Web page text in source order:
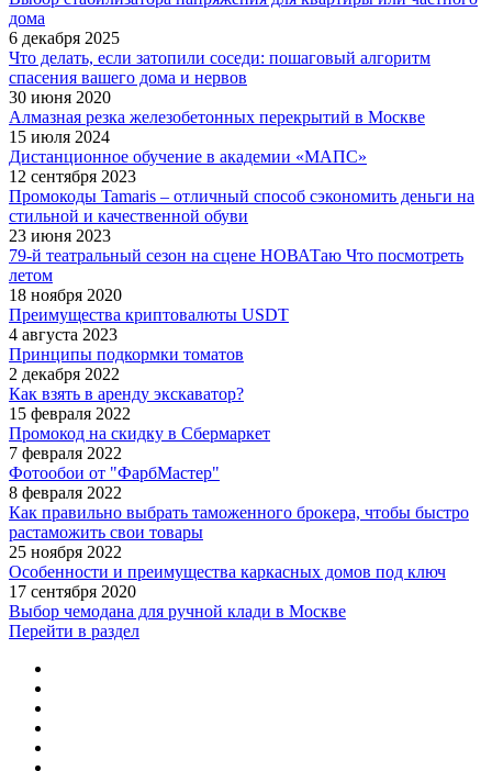
дома
6 декабря 2025
Что делать, если затопили соседи: пошаговый алгоритм
спасения вашего дома и нервов
30 июня 2020
Алмазная резка железобетонных перекрытий в Москве
15 июля 2024
Дистанционное обучение в академии «МАПС»
12 сентября 2023
Промокоды Tamaris – отличный способ сэкономить деньги на
стильной и качественной обуви
23 июня 2023
79-й театральный сезон на сцене НОВАТаю Что посмотреть
летом
18 ноября 2020
Преимущества криптовалюты USDT
4 августа 2023
Принципы подкормки томатов
2 декабря 2022
Как взять в аренду экскаватор?
15 февраля 2022
Промокод на скидку в Сбермаркет
7 февраля 2022
Фотообои от "ФарбМастер"
8 февраля 2022
Как правильно выбрать таможенного брокера, чтобы быстро
растаможить свои товары
25 ноября 2022
Особенности и преимущества каркасных домов под ключ
17 сентября 2020
Выбор чемодана для ручной клади в Москве
Перейти в раздел